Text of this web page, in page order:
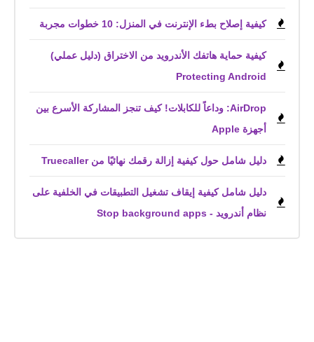
كيفية إصلاح بطء الإنترنت في المنزل: 10 خطوات مجربة
كيفية حماية هاتفك الأندرويد من الاختراق (دليل عملي)
Protecting Android
AirDrop: وداعاً للكابلات! كيف تنجز المشاركة الأسرع بين
أجهزة Apple
دليل شامل حول كيفية إزالة رقمك نهائيًا من Truecaller
دليل شامل كيفية إيقاف تشغيل التطبيقات في الخلفية على
نظام أندرويد - Stop background apps